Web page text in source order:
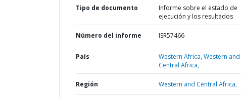
Tipo de documento
Informe sobre el estado de
ejecución y los resultados
Número del informe ISR57466
País Western Africa,Western and
Central Africa,
Región Western and Central Africa,